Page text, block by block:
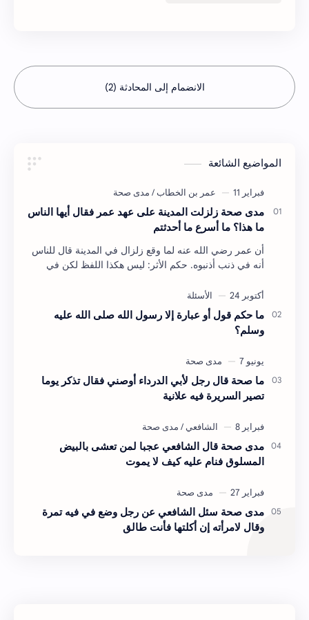
الانضمام إلى المحادثة (2)
المواضيع الشائعة
مدى صحة زلزلت المدينة على عهد عمر فقال أيها الناس
ما هذا؟ ما أسرع ما أحدثتم
أن عمر رضي الله عنه لما وقع زلزال في المدينة قال للناس
أنه في ذنب أذنبوه. حكم الأثر: ليس هكذا اللفظ لكن في
ما حكم قول أو عبارة إلا رسول الله صلى الله عليه
وسلم؟
ما صحة قال رجل لأبي الدرداء أوصني فقال تذكر يوما
تصير السريرة فيه علانية
مدى صحة قال الشافعي عجبا لمن تعشى بالبيض
المسلوق فنام عليه كيف لا يموت
مدى صحة سئل الشافعي عن رجل وضع في فيه تمرة
وقال لامرأته إن أكلتها فأنت طالق